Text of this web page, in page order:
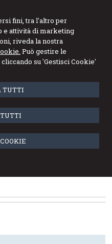
fini, tra l'altro per
e attività di marketing
riveda la nostra
Può gestire le
su 'Gestisci Cookie'
TUTTI
Menu
la clientela nella fase di
costitutivo all'assolvimento
civici, civilistici e
disciplina del patrimonio,